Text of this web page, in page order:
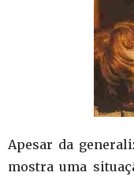
Apesar da
mostra uma